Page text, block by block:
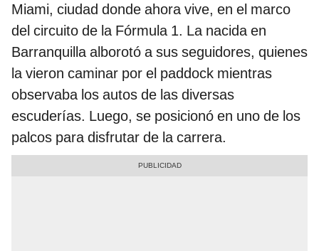
Miami, ciudad donde ahora vive, en el marco
del circuito de la Fórmula 1. La nacida en
Barranquilla alborotó a sus seguidores, quienes
la vieron caminar por el paddock mientras
observaba los autos de las diversas
escuderías. Luego, se posicionó en uno de los
palcos para disfrutar de la carrera.